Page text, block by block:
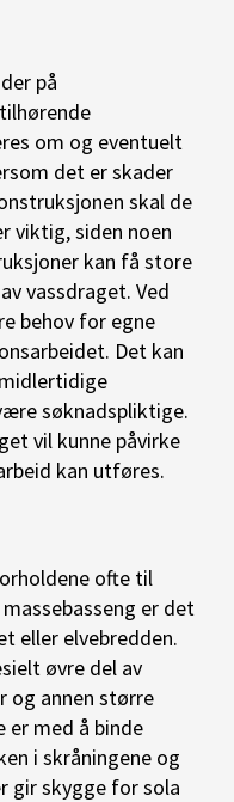
på
om og eventuelt
det er skader
skal de
viktig, siden noen
kan få store
vassdraget. Ved
behov for egne
Det kan
søknadspliktige.
vil kunne påvirke
kan utføres.
ofte til
er det
eller elvebredden.
øvre del av
og annen større
med å binde
i skråningene og
gir skygge for sola